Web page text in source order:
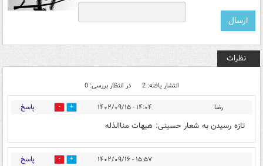
نظرات
انتشار یافته: 2 در انتظار بررسی: 0
رضا ۱۴:۰۴ - ۱۴۰۲/۰۹/۱۵ 0 پاسخ
تازه رسیدن به شعار حسینی: هیهات مناالذله
۱۵:۵۷ - ۱۴۰۲/۰۹/۱۶ 0 پاسخ